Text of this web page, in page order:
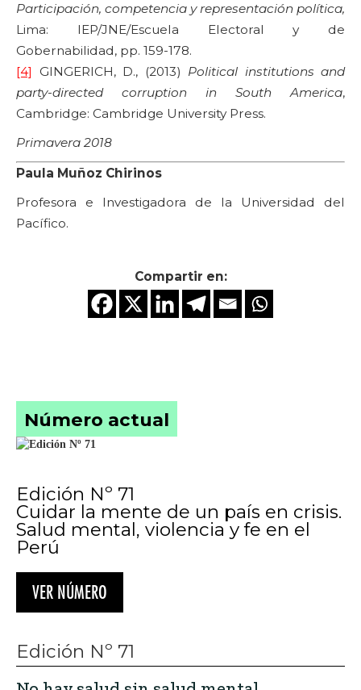
Participación, competencia y representación política,
Lima: IEP/JNE/Escuela Electoral y de
Gobernabilidad, pp. 159-178.
[4] GINGERICH, D., (2013) Political institutions and
party-directed corruption in South America,
Cambridge: Cambridge University Press.
Primavera 2018
Paula Muñoz Chirinos
Profesora e Investigadora de la Universidad del
Pacífico.
Compartir en:
Número actual
Edición Nº 71
Cuidar la mente de un país en crisis.
Salud mental, violencia y fe en el
Perú
VER NÚMERO
Edición Nº 71